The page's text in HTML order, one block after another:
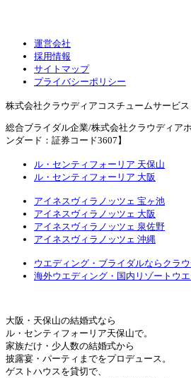
運営会社
採用情報
サイトマップ
プライバシーポリシー
株式会社クラウディアコスチュームサービス
総合ブライダル企業/株式会社クラウディア
ンダード：証券コード3607】
ル・センティフォーリア 天保山
ル・センティフォーリア 大阪
アイネスヴィラノッツェ 宝ヶ池
アイネスヴィラノッツェ 大阪
アイネスヴィラノッツェ 泉佐野
アイネスヴィラノッツェ 沖縄
ウエディング・ブライダルならクラ
海外ウエディング・国内リゾートウ
大阪・天保山の結婚式なら
ル・センティフォーリア天保山で。
家族だけ・少人数の結婚式から
披露宴・パーティまでをプロデュース。
ゲストハウスを貸切で、